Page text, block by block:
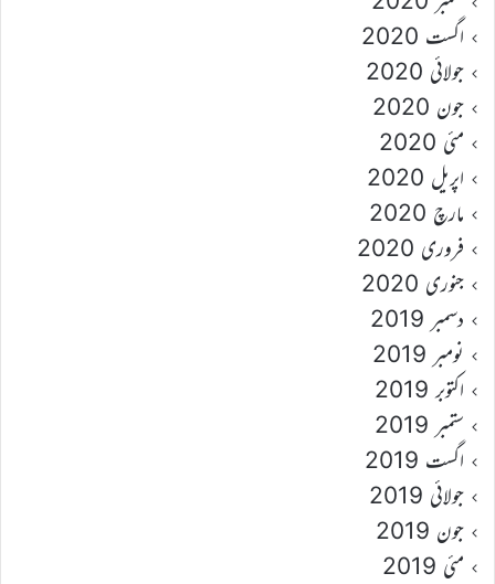
اگست 2020
جولائی 2020
جون 2020
مئی 2020
اپریل 2020
مارچ 2020
فروری 2020
جنوری 2020
دسمبر 2019
نومبر 2019
اکتوبر 2019
ستمبر 2019
اگست 2019
جولائی 2019
جون 2019
مئی 2019